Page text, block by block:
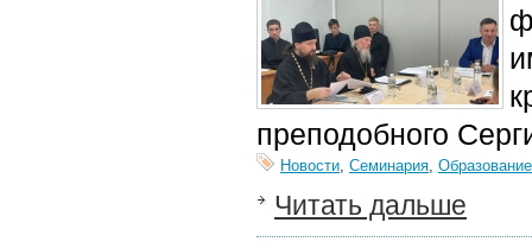
преподобного
Новости, Семинария, Образование
Читать дальше